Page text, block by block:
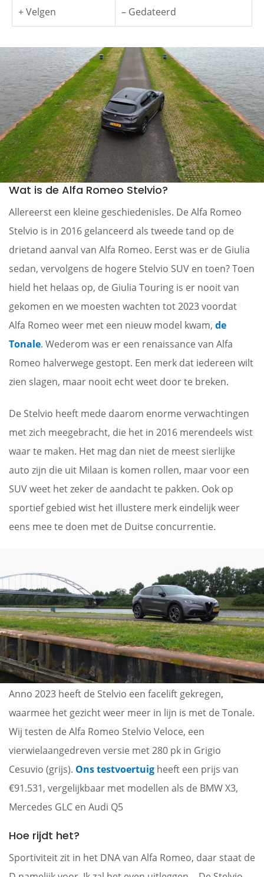
+ Velgen – Gedateerd
Wat is de Alfa Romeo Stelvio?
Allereerst een kleine geschiedenisles. De Alfa Romeo
Stelvio is in 2016 gelanceerd als tweede tand op de
drietand aanval van Alfa Romeo. Eerst was er de Giulia
sedan, vervolgens de hogere Stelvio SUV en toen? Toen
hield het helaas op, de Giulia Touring is er nooit van
gekomen en we moesten wachten tot 2023 voordat
Alfa Romeo weer met een nieuw model kwam, de
Tonale. Wederom was er een renaissance van Alfa
Romeo halverwege gestopt. Een merk dat iedereen wilt
zien slagen, maar nooit echt weet door te breken.
De Stelvio heeft mede daarom enorme verwachtingen
met zich meegebracht, die het in 2016 merendeels wist
waar te maken. Het mag dan niet de meest sierlijke
auto zijn die uit Milaan is komen rollen, maar voor een
SUV weet het zeker de aandacht te pakken. Ook op
sportief gebied wist het illustere merk eindelijk weer
eens mee te doen met de Duitse concurrentie.
Anno 2023 heeft de Stelvio een facelift gekregen,
waarmee het gezicht weer meer in lijn is met de Tonale.
Wij testen de Alfa Romeo Stelvio Veloce, een
vierwielaangedreven versie met 280 pk in Grigio
Cesuvio (grijs). Ons testvoertuig heeft een prijs van
€91.531, vergelijkbaar met modellen als de BMW X3,
Mercedes GLC en Audi Q5
Hoe rijdt het?
Sportiviteit zit in het DNA van Alfa Romeo, daar staat de